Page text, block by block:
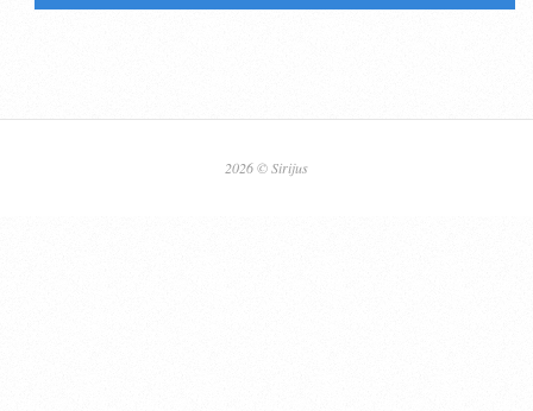
2026 © Sirijus